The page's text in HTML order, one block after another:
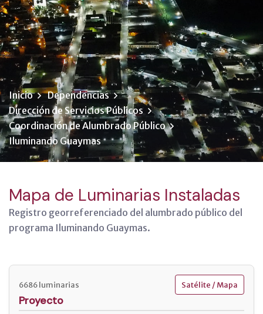
Inicio
Dependencias
Dirección de Servicios Públicos
Coordinación de Alumbrado Público
Iluminando Guaymas
Mapa de Luminarias Instaladas
Registro georreferenciado del alumbrado público del
programa Iluminando Guaymas.
6686 luminarias Satélite / Mapa
Proyecto